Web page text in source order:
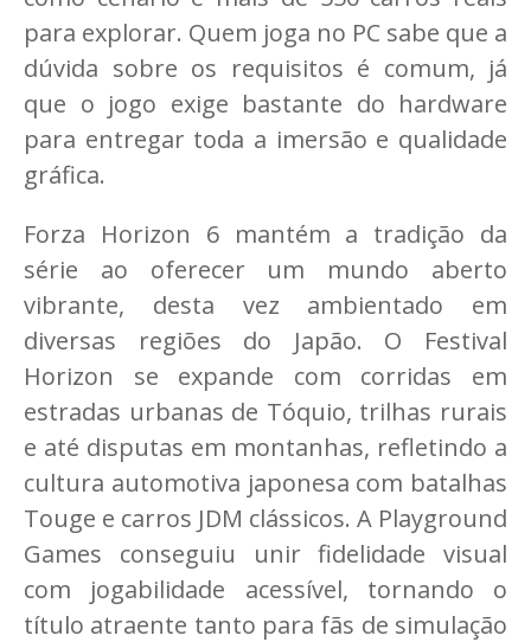
para explorar. Quem joga no PC sabe que a
dúvida sobre os requisitos é comum, já
que o jogo exige bastante do hardware
para entregar toda a imersão e qualidade
gráfica.
Forza Horizon 6 mantém a tradição da
série ao oferecer um mundo aberto
vibrante, desta vez ambientado em
diversas regiões do Japão. O Festival
Horizon se expande com corridas em
estradas urbanas de Tóquio, trilhas rurais
e até disputas em montanhas, refletindo a
cultura automotiva japonesa com batalhas
Touge e carros JDM clássicos. A Playground
Games conseguiu unir fidelidade visual
com jogabilidade acessível, tornando o
título atraente tanto para fãs de simulação